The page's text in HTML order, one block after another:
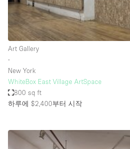
Counters
Daylight
Electricity
Fitting Rooms
Furniture
Garden
Ground Floor
Art Gallery
∙
New York
WhiteBox East Village ArtSpace
800 sq ft
하루에 $2,400부터 시작